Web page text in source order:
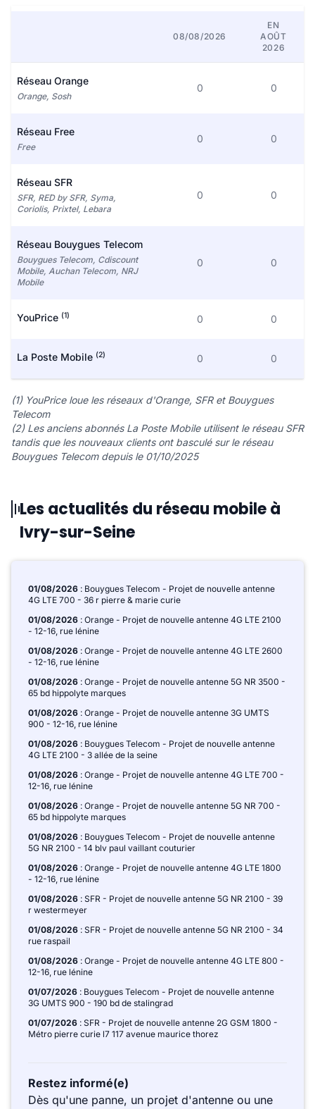
08/08/2026
EN
AOÛT
2026
Réseau Orange
Orange, Sosh
0 0
Réseau Free
Free
0 0
Réseau SFR
SFR, RED by SFR, Syma,
Coriolis, Prixtel, Lebara
0 0
Réseau Bouygues Telecom
Bouygues Telecom, Cdiscount
Mobile, Auchan Telecom, NRJ
Mobile
0 0
YouPrice (1) 0 0
La Poste Mobile (2) 0 0
(1) YouPrice loue les réseaux d'Orange, SFR et Bouygues
Telecom
(2) Les anciens abonnés La Poste Mobile utilisent le réseau SFR
tandis que les nouveaux clients ont basculé sur le réseau
Bouygues Telecom depuis le 01/10/2025
Les actualités du réseau mobile à
Ivry-sur-Seine
01/08/2026 : Bouygues Telecom - Projet de nouvelle antenne
4G LTE 700 - 36 r pierre & marie curie
01/08/2026 : Orange - Projet de nouvelle antenne 4G LTE 2100
- 12-16, rue lénine
01/08/2026 : Orange - Projet de nouvelle antenne 4G LTE 2600
- 12-16, rue lénine
01/08/2026 : Orange - Projet de nouvelle antenne 5G NR 3500 -
65 bd hippolyte marques
01/08/2026 : Orange - Projet de nouvelle antenne 3G UMTS
900 - 12-16, rue lénine
01/08/2026 : Bouygues Telecom - Projet de nouvelle antenne
4G LTE 2100 - 3 allée de la seine
01/08/2026 : Orange - Projet de nouvelle antenne 4G LTE 700 -
12-16, rue lénine
01/08/2026 : Orange - Projet de nouvelle antenne 5G NR 700 -
65 bd hippolyte marques
01/08/2026 : Bouygues Telecom - Projet de nouvelle antenne
5G NR 2100 - 14 blv paul vaillant couturier
01/08/2026 : Orange - Projet de nouvelle antenne 4G LTE 1800
- 12-16, rue lénine
01/08/2026 : SFR - Projet de nouvelle antenne 5G NR 2100 - 39
r westermeyer
01/08/2026 : SFR - Projet de nouvelle antenne 5G NR 2100 - 34
rue raspail
01/08/2026 : Orange - Projet de nouvelle antenne 4G LTE 800 -
12-16, rue lénine
01/07/2026 : Bouygues Telecom - Projet de nouvelle antenne
3G UMTS 900 - 190 bd de stalingrad
01/07/2026 : SFR - Projet de nouvelle antenne 2G GSM 1800 -
Métro pierre curie l7 117 avenue maurice thorez
Restez informé(e)
Dès qu'une panne, un projet d'antenne ou une